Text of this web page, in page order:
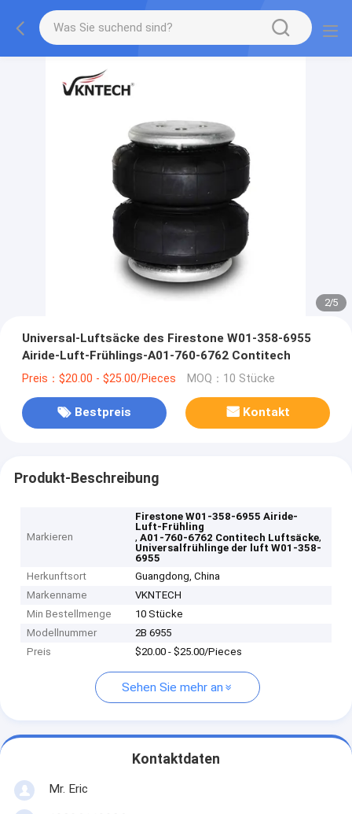
2/5
Universal-Luftsäcke des Firestone W01-358-6955
Airide-Luft-Frühlings-A01-760-6762 Contitech
Preis：$20.00 - $25.00/Pieces MOQ：10 Stücke
Bestpreis Kontakt
Produkt-Beschreibung
Markieren
Firestone W01-358-6955 Airide-
Luft-Frühling
,A01-760-6762 Contitech Luftsäcke,
Universalfrühlinge der luft W01-358-
6955
Herkunftsort
Guangdong, China
Markenname
VKNTECH
Min Bestellmenge
10 Stücke
Modellnummer
2B 6955
Preis
$20.00 - $25.00/Pieces
Sehen Sie mehr an
Kontaktdaten
Mr. Eric